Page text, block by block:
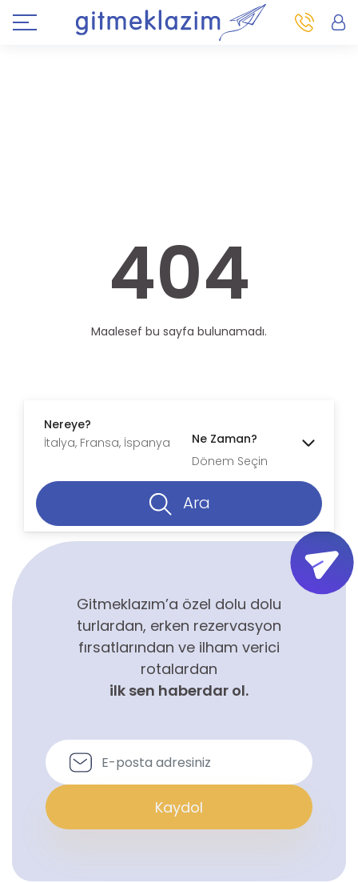
404
Maalesef bu sayfa bulunamadı.
Nereye?
Ne Zaman?
Dönem Seçin
Ara
Gitmeklazım’a özel dolu dolu
turlardan, erken rezervasyon
fırsatlarından ve ilham verici
rotalardan
ilk sen haberdar ol.
Kaydol